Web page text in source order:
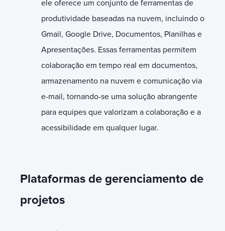
ele oferece um conjunto de ferramentas de
produtividade baseadas na nuvem, incluindo o
Gmail, Google Drive, Documentos, Planilhas e
Apresentações. Essas ferramentas permitem
colaboração em tempo real em documentos,
armazenamento na nuvem e comunicação via
e-mail, tornando-se uma solução abrangente
para equipes que valorizam a colaboração e a
acessibilidade em qualquer lugar.
Plataformas de gerenciamento de
projetos